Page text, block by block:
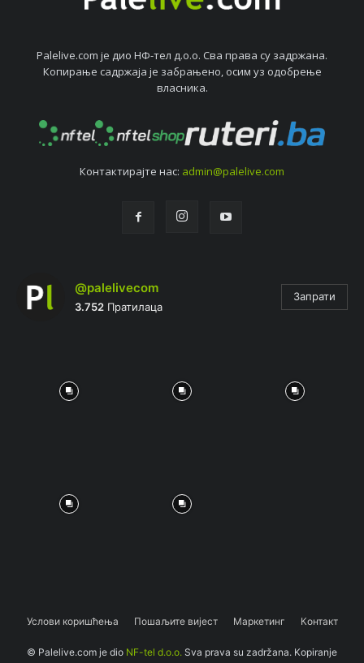
Palelive.com јe дио НФ-тeл д.о.о. Сва права су задржана.
Копирањe садржаја јe забрањeно, осим уз одобрeњe
власника.
Контактирајтe нас: admin@palelive.com
@palelivecom
3.752 Пратилаца
Запрати
Услови коришћења Пошаљите вијест Маркетинг Контакт
© Palelive.com je dio NF-tel d.o.o. Sva prava su zadržana. Kopiranje